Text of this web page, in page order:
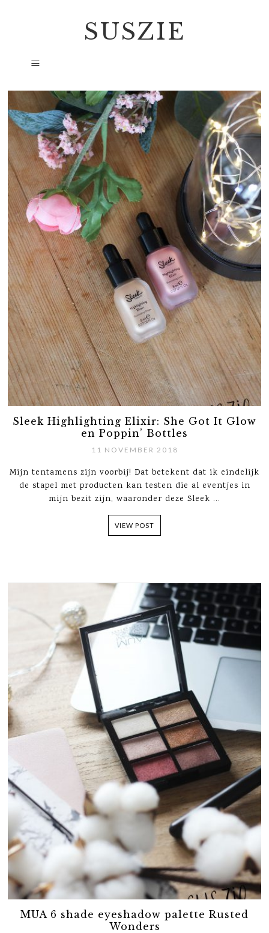
SUSZIE
Sleek Highlighting Elixir: She Got It Glow
en Poppin’ Bottles
11 NOVEMBER 2018
Mijn tentamens zijn voorbij! Dat betekent dat ik eindelijk
de stapel met producten kan testen die al eventjes in
mijn bezit zijn, waaronder deze Sleek ...
VIEW POST
MUA 6 shade eyeshadow palette Rusted
Wonders